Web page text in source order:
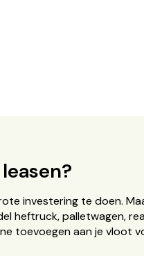
investering te doen.
heftruck, palletwagen,
toevoegen aan je vloot